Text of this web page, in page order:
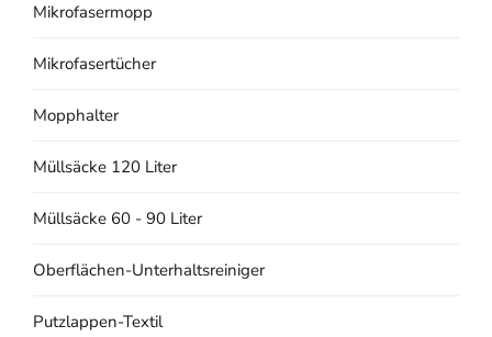
Mikrofasermopp
Mikrofasertücher
Mopphalter
Müllsäcke 120 Liter
Müllsäcke 60 - 90 Liter
Oberflächen-Unterhaltsreiniger
Putzlappen-Textil